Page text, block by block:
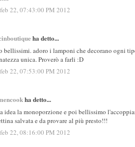
22, 07:43:00 PM 2012
ha detto...
bellissimi. adoro i lamponi che decorano ogni
unica. Proverò a farli :D
22, 07:53:00 PM 2012
ha detto...
idea la monoporzione e poi bellissimo
salvata e da provare al più presto!!!
22, 08:16:00 PM 2012